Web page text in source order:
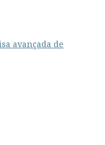
avançada de